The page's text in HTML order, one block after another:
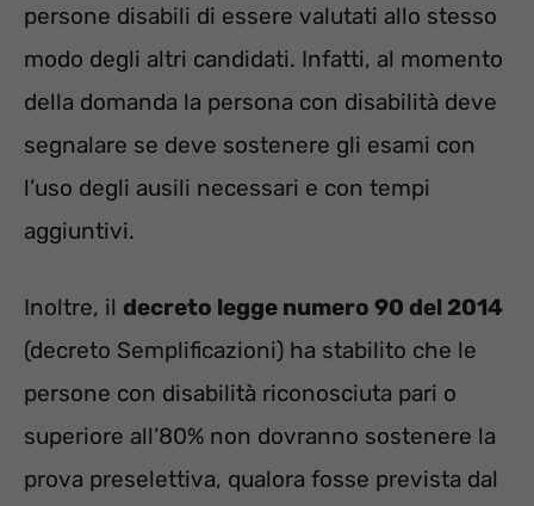
persone disabili di essere valutati allo stesso
modo degli altri candidati. Infatti, al momento
della domanda la persona con disabilità deve
segnalare se deve sostenere gli esami con
l’uso degli ausili necessari e con tempi
aggiuntivi.
Inoltre, il decreto legge numero 90 del 2014
(decreto Semplificazioni) ha stabilito che le
persone con disabilità riconosciuta pari o
superiore all’80% non dovranno sostenere la
prova preselettiva, qualora fosse prevista dal